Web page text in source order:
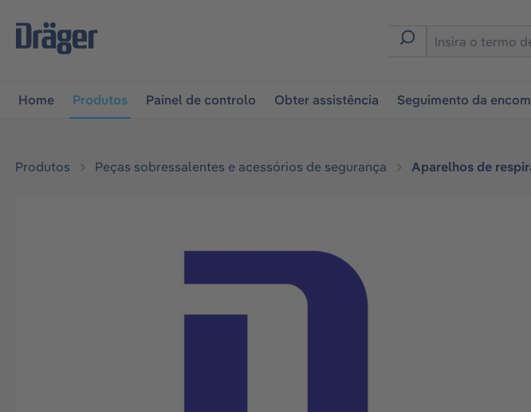
a navegação principal
Home Produtos Painel de controlo Obter assistência Seguimento da
Produtos Peças sobressalentes e acessórios de segurança Aparelhos de